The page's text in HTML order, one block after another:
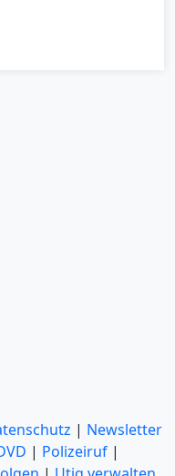
| Newsletter
| Polizeiruf |